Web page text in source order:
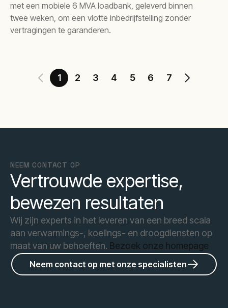
met een mobiele 6 MVA loadbank, geleverd binnen
twee weken, om een vlotte inbedrijfstelling zonder
vertragingen te garanderen.
1 2 3 4 5 6 7
NEEM CONTACT OP
Vertrouwde expertise,
bewezen resultaten
Wij zijn experts in het leveren van een breed scala
aan verwarmings-, koelings- en droogdiensten op
maat van uw behoeften. Bezoek onze homepage
Neem contact op met onze specialisten